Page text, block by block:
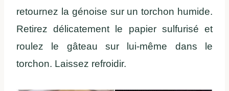
retournez la génoise sur un torchon humide.
Retirez délicatement le papier sulfurisé et
roulez le gâteau sur lui-même dans le
torchon. Laissez refroidir.